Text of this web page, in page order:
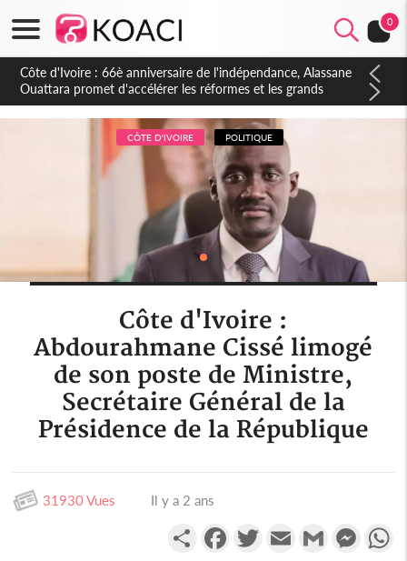
0
Côte d'Ivoire : À Abidjan, Amadou Oury Bah admire le modèle
ivoirien et veut s'en inspirer pour accélérer le développement
de la Guinée
CÔTE D'IVOIRE POLITIQUE
Côte d'Ivoire :
Abdourahmane Cissé limogé
de son poste de Ministre,
Secrétaire Général de la
Présidence de la République
31930 Vues Il y a 2 ans
PartagerFacebookTwitterEmail Gmail